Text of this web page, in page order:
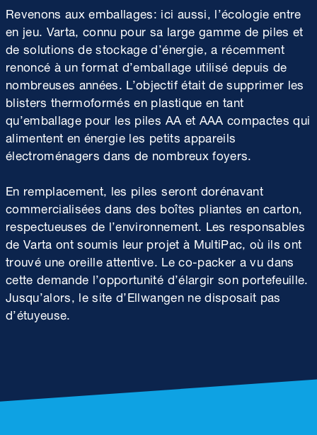
Revenons aux emballages: ici aussi, l’écologie entre
en jeu. Varta, connu pour sa large gamme de piles et
de solutions de stockage d’énergie, a récemment
renoncé à un format d’emballage utilisé depuis de
nombreuses années. L’objectif était de supprimer les
blisters thermoformés en plastique en tant
qu’emballage pour les piles AA et AAA compactes qui
alimentent en énergie les petits appareils
électroménagers dans de nombreux foyers.
En remplacement, les piles seront dorénavant
commercialisées dans des boîtes pliantes en carton,
respectueuses de l’environnement. Les responsables
de Varta ont soumis leur projet à MultiPac, où ils ont
trouvé une oreille attentive. Le co-packer a vu dans
cette demande l’opportunité d’élargir son portefeuille.
Jusqu’alors, le site d’Ellwangen ne disposait pas
d’étuyeuse.